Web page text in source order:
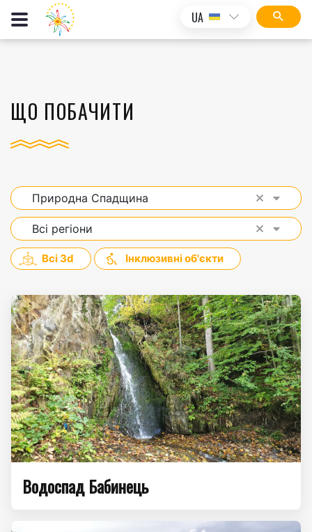
UA
ЩО ПОБАЧИТИ
Природна Спадщина
Всі 3d Інклюзивні об'єкти
Всі регіони
Водоспад Бабинець